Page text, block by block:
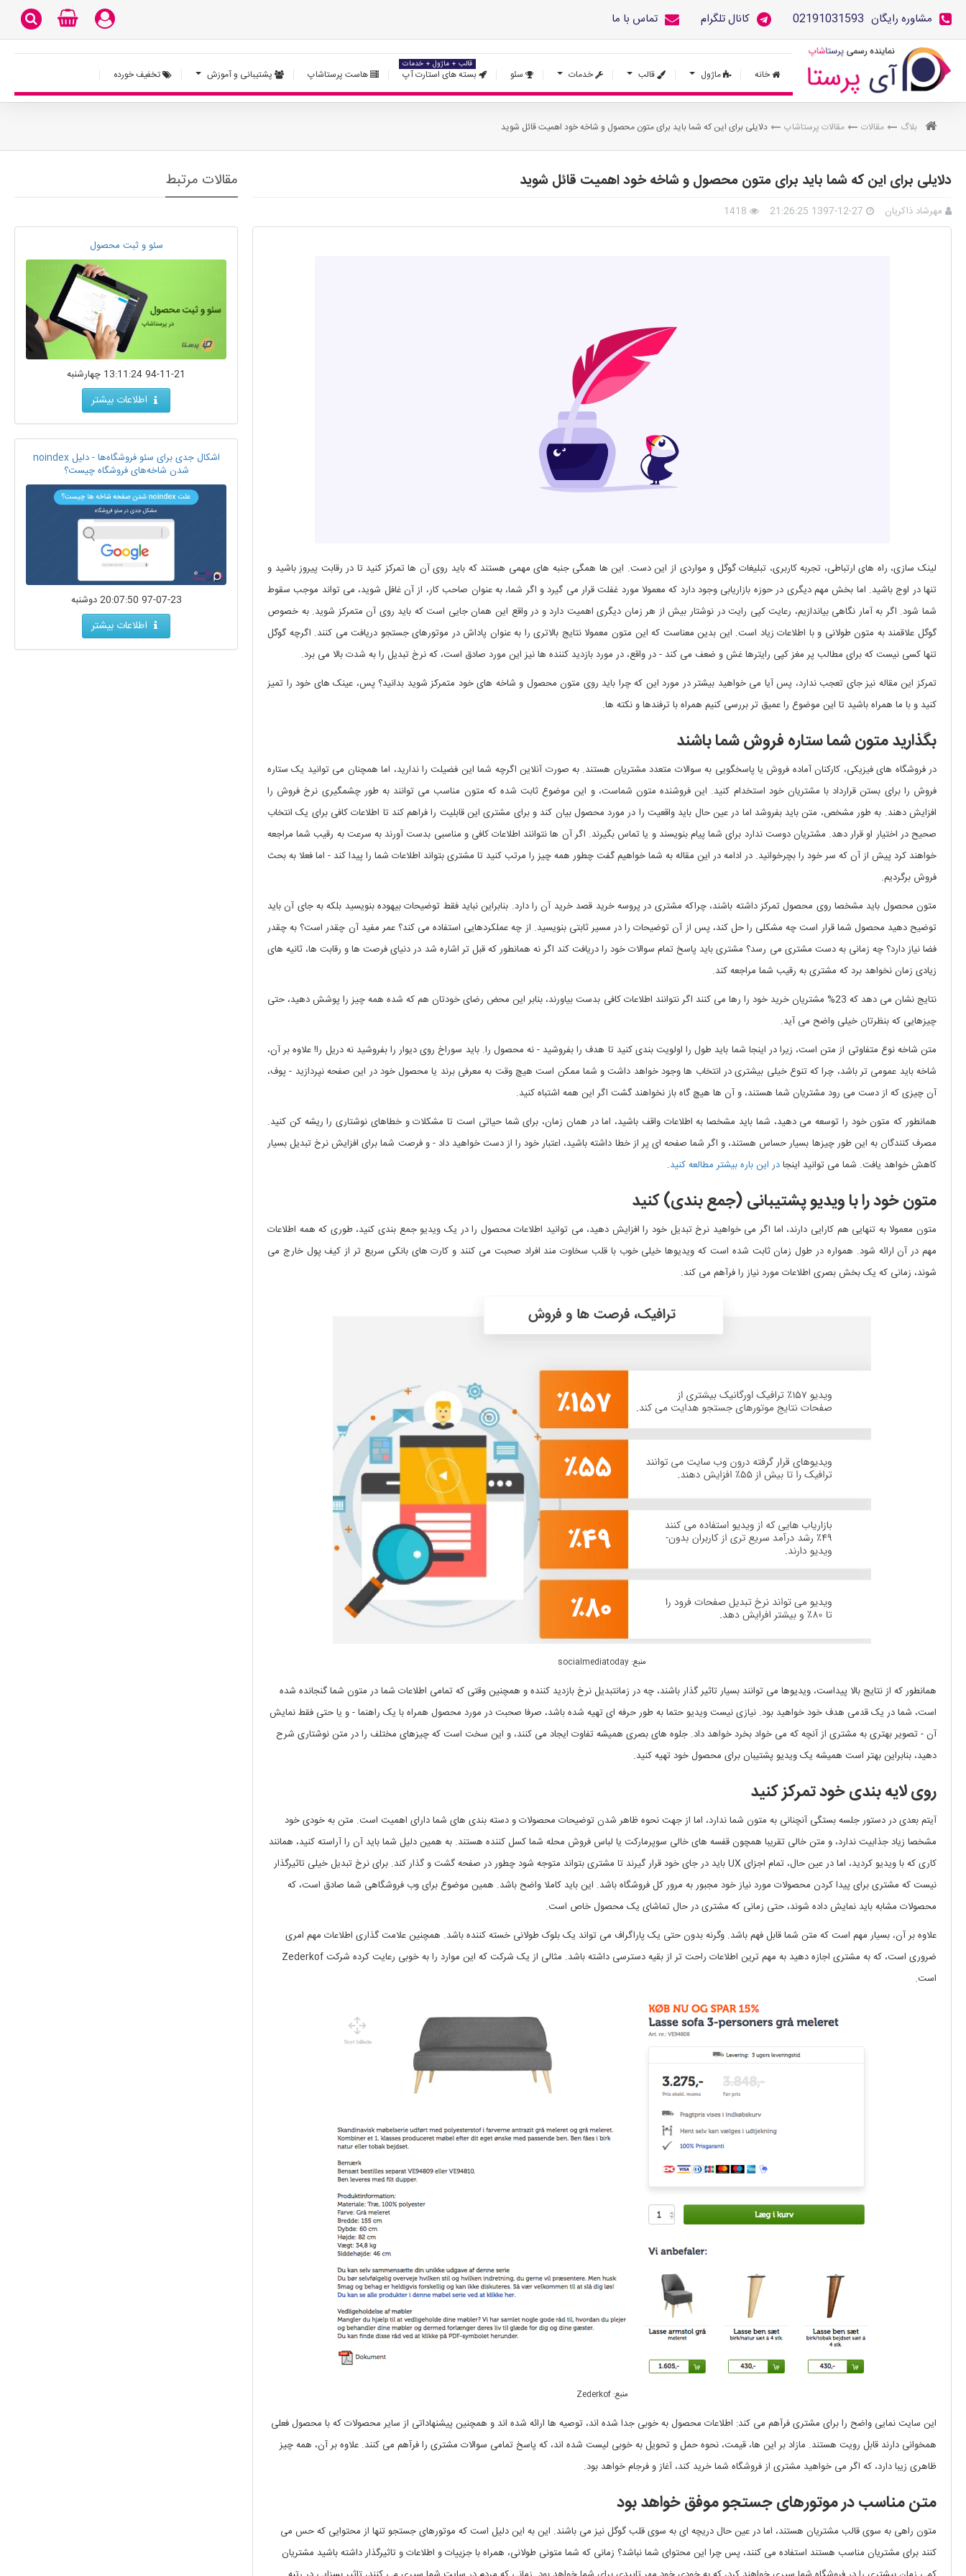
مشاوره رایگان 02191031593 کانال تلگرام تماس با ما
خانه ماژول قالب خدمات سئو بسته های استارت آپ
قالب + ماژول + خدمات
هاست پرستاشاپ پشتیبانی و آموزش تخفیف خورده
بلاگ مقالات مقالات پرستاشاپ دلایلی برای این که شما باید برای متون محصول و شاخه خود اهمیت قائل شوید
دلایلی برای این که شما باید برای متون محصول و شاخه خود اهمیت قائل شوید
مهرشاد ذاکریان 1397-12-27 21:26:25
لینک سازی، راه های ارتباطی، تجربه کاربری، تبلیغات گوگل و مواردی از این دست. این ها همگی جنبه های مهمی هستند که باید روی آن ها تمرکز کنید تا در رقابت پیروز باشید و
تنها در اوج باشید. اما بخش مهم دیگری در حوزه بازاریابی وجود دارد که معمولا مورد غفلت قرار می گیرد و اگر شما، به عنوان صاحب کار، از آن غافل شوید، می تواند موجب سقوط
شما شود. اگر به آمار نگاهی بیاندازیم، رعایت کپی رایت در نوشتار بیش از هر زمان دیگری اهمیت دارد و در واقع این همان جایی است که باید روی آن متمرکز شوید. به خصوص
گوگل علاقمند به متون طولانی و با اطلاعات زیاد است. این بدین معناست که این متون معمولا نتایج بالاتری را به عنوان پاداش در موتورهای جستجو دریافت می کنند. اگرچه گوگل
تنها کسی نیست که برای مطالب پر مغز کپی رایترها غش و ضعف می کند - در واقع، در مورد بازدید کننده ها نیز این مورد صادق است، که نرخ تبدیل را به شدت بالا می برد.
تمرکز این مقاله نیز جای تعجب ندارد، پس آیا می خواهید بیشتر در مورد این که چرا باید روی متون محصول و شاخه های خود متمرکز شوید بدانید؟ پس، عینک های خود را تمیز
کنید و با ما همراه باشید تا این موضوع را عمیق تر بررسی کنیم همراه با ترفندها و نکته ها.
بگذارید متون شما ستاره فروش شما باشند
در فروشگاه های فیزیکی، کارکنان آماده فروش یا پاسخگویی به سوالات متعدد مشتریان هستند. به صورت آنلاین اگرچه شما این فضیلت را ندارید، اما همچنان می توانید یک ستاره
فروش را برای بستن قرارداد با مشتریان خود استخدام کنید. این فروشنده متون شماست، و این موضوع ثابت شده که متون مناسب می توانند به طور چشمگیری نرخ فروش را
افزایش دهند. به طور مشخص، متن باید بفروشد اما در عین حال باید واقعیت را در مورد محصول بیان کند و برای مشتری این قابلیت را فراهم کند تا اطلاعات کافی برای یک انتخاب
صحیح در اختیار او قرار دهد. مشتریان دوست ندارد برای شما پیام بنویسند و یا تماس بگیرند. اگر آن ها نتوانند اطلاعات کافی و مناسبی بدست آورند به سرعت به رقیب شما مراجعه
خواهند کرد پیش از آن که سر خود را بچرخوانید. در ادامه در این مقاله به شما خواهیم گفت چطور همه چیز را مرتب کنید تا مشتری بتواند اطلاعات شما را پیدا کند - اما فعلا به بحث
فروش برگردیم.
متون محصول باید مشخصا روی محصول تمرکز داشته باشند، چراکه مشتری در پروسه خرید قصد خرید آن را دارد. بنابراین نباید فقط توضیحات بیهوده بنویسید بلکه به جای آن باید
توضیح دهید محصول شما قرار است چه مشکلی را حل کند، پس از آن توضیحات را در مسیر ثابتی بنویسید. از چه عملکردهایی استفاده می کند؟ عمر مفید آن چقدر است؟ به چقدر
فضا نیاز دارد؟ چه زمانی به دست مشتری می رسد؟ مشتری باید پاسخ تمام سوالات خود را دریافت کند اگر نه همانطور که قبل تر اشاره شد در دنیای فرصت ها و رقابت ها، ثانیه های
زیادی زمان نخواهد برد که مشتری به رقیب شما مراجعه کند.
نتایج نشان می دهد که 23% مشتریان خرید خود را رها می کنند اگر نتوانند اطلاعات کافی بدست بیاورند، بنابر این محض رضای خودتان هم که شده همه چیز را پوشش دهید، حتی
چیزهایی که بنظرتان خیلی واضح می آید.
متن شاخه نوع متفاوتی از متن است، زیرا در اینجا شما باید طول را اولویت بندی کنید تا هدف را بفروشید - نه محصول را. باید سوراخ روی دیوار را بفروشید نه دریل را! علاوه بر آن،
شاخه باید عمومی تر باشد، چرا که تنوع خیلی بیشتری در انتخاب ها وجود خواهد داشت و شما ممکن است هیچ وقت به معرفی برند یا محصول خود در این صفحه نپردازید - پوف،
آن چیزی که از دست می رود مشتریان شما هستند، و آن ها هیچ گاه باز نخواهند گشت اگر این همه اشتباه کنید.
همانطور که متون خود را توسعه می دهید، شما باید مشخصا به اطلاعات واقف باشید، اما در همان زمان، برای شما حیاتی است تا مشکلات و خطاهای نوشتاری را ریشه کن کنید.
مصرف کنندگان به این طور چیزها بسیار حساس هستند، و اگر شما صفحه ای پر از خطا داشته باشید، اعتبار خود را از دست خواهید داد - و فرصت شما برای افزایش نرخ تبدیل بسیار
کاهش خواهد یافت. شما می توانید اینجادر این باره بیشتر مطالعه کنید.
متون خود را با ویدیو پشتیبانی (جمع بندی) کنید
متون معمولا به تنهایی هم کارایی دارند، اما اگر می خواهید نرخ تبدیل خود را افزایش دهید، می توانید اطلاعات محصول را در یک ویدیو جمع بندی کنید، طوری که همه اطلاعات
مهم در آن ارائه شود. همواره در طول زمان ثابت شده است که ویدیوها خیلی خوب با قلب سخاوت مند افراد صحبت می کنند و کارت های بانکی سریع تر از کیف پول خارج می
شوند، زمانی که یک بخش بصری اطلاعات مورد نیاز را فرآهم می کند.
منبع: socialmediatoday
همانطور که از نتایج بالا پیداست، ویدیوها می توانند بسیار تاثیر گذار باشند، چه در زمانتبدیل نرخ بازدید کننده و همچنین وقتی که تمامی اطلاعات شما در متون شما گنجانده شده
است، شما در یک قدمی هدف خود خواهید بود. نیازی نیست ویدیو حتما به طور حرفه ای تهیه شده باشد، صرفا صحبت در مورد محصول همراه با یک راهنما - و یا حتی فقط نمایش
آن - تصویر بهتری به مشتری از آنچه که می خواد بخرد خواهد داد. جلوه های بصری همیشه تفاوت ایجاد می کنند، و این سخت است که چیزهای مختلف را در متن نوشتاری شرح
دهید، بنابراین بهتر است همیشه یک ویدیو پشتیبان برای محصول خود تهیه کنید.
روی لایه بندی خود تمرکز کنید
آیتم بعدی در دستور جلسه بستگی آنچنانی به متون شما ندارد، اما از جهت نحوه ظاهر شدن توضیحات محصولات و دسته بندی های شما دارای اهمیت است. متن به خودی خود
مشخصا زیاد جذابیت ندارد، و متن خالی تقریبا همچون قفسه های خالی سوپرمارکت یا لباس فروش محله شما کسل کننده هستند. به همین دلیل شما باید آن را آراسته کنید، همانند
کاری که با ویدیو کردید، اما در عین حال، تمام اجزای UX باید در جای خود قرار گیرند تا مشتری بتواند متوجه شود چطور در صفحه گشت و گذار کند. برای نرخ تبدیل خیلی تاثیرگذار
نیست که مشتری برای پیدا کردن محصولات مورد نیاز خود مجبور به مرور کل فروشگاه باشد. این باید کاملا واضح باشد. همین موضوع برای وب فروشگاهی شما صادق است، که
محصولات مشابه باید نمایش داده شوند، حتی زمانی که مشتری در حال تماشای یک محصول خاص است.
علاوه بر آن، بسیار مهم است که متن شما قابل فهم باشد. وگرنه بدون حتی یک پاراگراف می تواند یک بلوک طولانی خسته کننده باشد. همچنین علامت گذاری اطلاعات مهم امری
ضروری است، که به مشتری اجازه دهید به مهم ترین اطلاعات راحت تر از بقیه دسترسی داشته باشد. مثالی از یک شرکت که این موارد را به خوبی رعایت کرده شرکت Zederkof
است.
منبع: Zederkof
این سایت نمایی واضح را برای مشتری فرآهم می کند: اطلاعات محصول به خوبی جدا شده اند، توصیه ها ارائه شده اند و همچنین پیشنهاداتی از سایر محصولات که با محصول فعلی
همخوانی دارند قابل رویت هستند. مازاد بر این ها، قیمت، نحوه حمل و تحویل به خوبی لیست شده اند، که پاسخ تمامی سوالات مشتری را فرآهم می کنند. علاوه بر آن، همه چیز
ظاهری زیبا دارد، که اگر می خواهید مشتری از فروشگاه شما خرید کند، آغاز و فرجام خواهد بود.
متن مناسب در موتورهای جستجو موفق خواهد بود
متون راهی به سوی قالب مشتریان هستند، اما در عین حال دریچه ای به سوی قلب گوگل نیز می باشند. این به این دلیل است که موتورهای جستجو تنها از محتوایی که حس می
کنند برای مشتریان مناسب هستند استفاده می کنند، پس چرا این محتوای شما نباشد؟ زمانی که شما متونی طولانی، همراه با جزییات و اطلاعات و تاثیرگذار داشته باشید مشتریان
مقالات مرتبط
سئو و ثبت محصول
94-11-21 13:11:24 چهارشنبه
اطلاعات بیشتر
اشکال جدی برای سئو فروشگاه‌ها - دلیل noindex
شدن شاخه‌های فروشگاه چیست؟
97-07-23 20:07:50 دوشنبه
اطلاعات بیشتر